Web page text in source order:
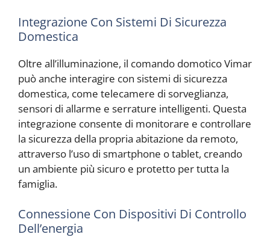
Integrazione Con Sistemi Di Sicurezza
Domestica
Oltre all’illuminazione, il comando domotico Vimar
può anche interagire con sistemi di sicurezza
domestica, come telecamere di sorveglianza,
sensori di allarme e serrature intelligenti. Questa
integrazione consente di monitorare e controllare
la sicurezza della propria abitazione da remoto,
attraverso l’uso di smartphone o tablet, creando
un ambiente più sicuro e protetto per tutta la
famiglia.
Connessione Con Dispositivi Di Controllo
Dell’energia